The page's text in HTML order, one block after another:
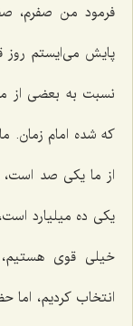
فرمود من صفرم،
پایش می‌ایستم
نسبت به بعضی از
كه شده امام زمان.
از ما یكی صد
یكی ده میلیارد
خیلی قوی
انتخاب كردیم، اما